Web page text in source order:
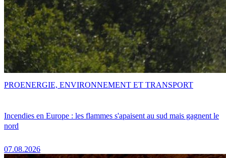
Incendies en Europe : les flammes s'apaisent au sud mais gagnent le
nord
07.08.2026
PROENERGIE, ENVIRONNEMENT ET TRANSPORT